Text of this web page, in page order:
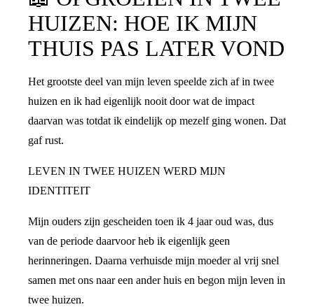
HUIZEN: HOE IK MIJN
THUIS PAS LATER VOND
Het grootste deel van mijn leven speelde zich af in twee
huizen en ik had eigenlijk nooit door wat de impact
daarvan was totdat ik eindelijk op mezelf ging wonen. Dat
gaf rust.
LEVEN IN TWEE HUIZEN WERD MIJN
IDENTITEIT
Mijn ouders zijn gescheiden toen ik 4 jaar oud was, dus
van de periode daarvoor heb ik eigenlijk geen
herinneringen. Daarna verhuisde mijn moeder al vrij snel
samen met ons naar een ander huis en begon mijn leven in
twee huizen.